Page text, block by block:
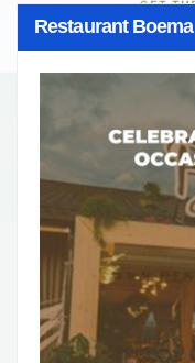
Restaurant Boema